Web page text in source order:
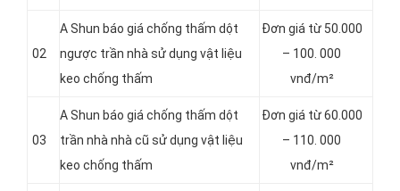
02
A Shun báo giá chống thấm dột
ngược trần nhà sử dụng vật liệu
keo chống thấm
Đơn giá từ 50.000
– 100. 000
vnđ/m²
03
A Shun báo giá chống thấm dột
trần nhà nhà cũ sử dụng vật liệu
keo chống thấm
Đơn giá từ 60.000
– 110. 000
vnđ/m²